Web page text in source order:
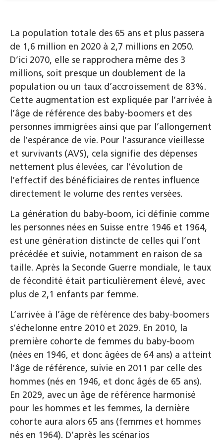
La population totale des 65 ans et plus passera
de 1,6 million en 2020 à 2,7 millions en 2050.
D’ici 2070, elle se rapprochera même des 3
millions, soit presque un doublement de la
population ou un taux d’accroissement de 83%.
Cette augmentation est expliquée par l’arrivée à
l’âge de référence des baby-boomers et des
personnes immigrées ainsi que par l’allongement
de l’espérance de vie. Pour l’assurance vieillesse
et survivants (AVS), cela signifie des dépenses
nettement plus élevées, car l’évolution de
l’effectif des bénéficiaires de rentes influence
directement le volume des rentes versées.
La génération du baby-boom, ici définie comme
les personnes nées en Suisse entre 1946 et 1964,
est une génération distincte de celles qui l’ont
précédée et suivie, notamment en raison de sa
taille. Après la Seconde Guerre mondiale, le taux
de fécondité était particulièrement élevé, avec
plus de 2,1 enfants par femme.
L’arrivée à l’âge de référence des baby-boomers
s’échelonne entre 2010 et 2029. En 2010, la
première cohorte de femmes du baby-boom
(nées en 1946, et donc âgées de 64 ans) a atteint
l’âge de référence, suivie en 2011 par celle des
hommes (nés en 1946, et donc âgés de 65 ans).
En 2029, avec un âge de référence harmonisé
pour les hommes et les femmes, la dernière
cohorte aura alors 65 ans (femmes et hommes
nés en 1964). D’après les scénarios